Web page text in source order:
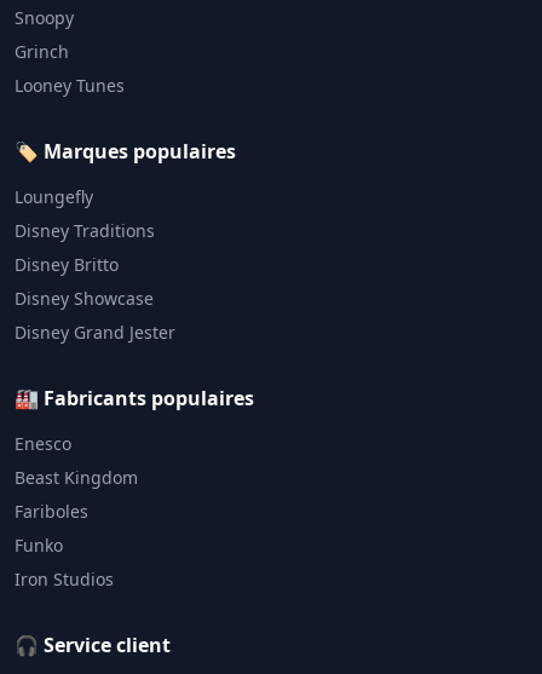
Snoopy
Grinch
Looney Tunes
🏷️ Marques populaires
Loungefly
Disney Traditions
Disney Britto
Disney Showcase
Disney Grand Jester
🏭 Fabricants populaires
Enesco
Beast Kingdom
Fariboles
Funko
Iron Studios
🎧 Service client